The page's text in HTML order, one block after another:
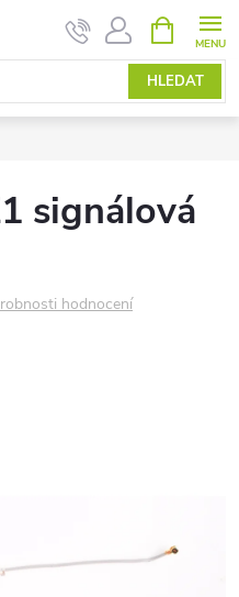
HLEDAT
NÁKUPNÍ
KOŠÍK
signálová
hodnocení